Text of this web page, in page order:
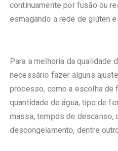
continuamente por fusão ou
esmagando a rede de glúten e
Para a melhoria da qualidade
necessário fazer alguns
processo, como a escolha de
quantidade de água, tipo de
massa, tempos de descanso,
descongelamento, dentre